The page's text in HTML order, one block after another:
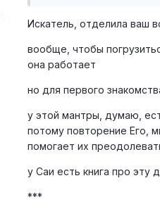
Искатель, отделила ваш
вообще, чтобы
она работает
но для первого
у этой мантры, думаю,
потому повторение Его,
помогает их
у Саи есть книга про эту
***